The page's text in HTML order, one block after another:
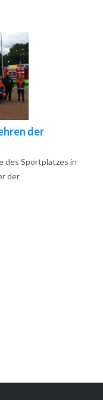
der
des Sportplatzes in
der